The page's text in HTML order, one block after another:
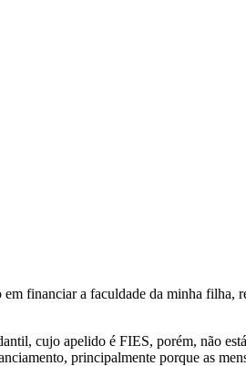
financiar a faculdade da minha
cujo apelido é FIES, porém, não
principalmente porque as